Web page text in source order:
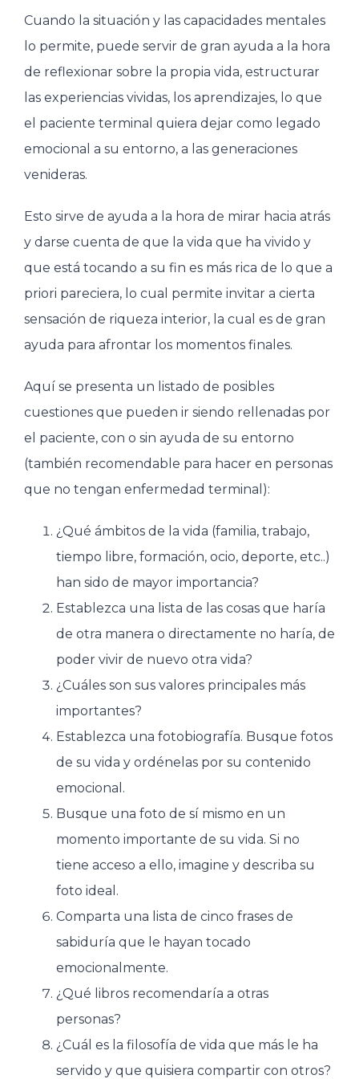
Cuando la situación y las capacidades mentales
lo permite, puede servir de gran ayuda a la hora
de reflexionar sobre la propia vida, estructurar
las experiencias vividas, los aprendizajes, lo que
el paciente terminal quiera dejar como legado
emocional a su entorno, a las generaciones
venideras.
Esto sirve de ayuda a la hora de mirar hacia atrás
y darse cuenta de que la vida que ha vivido y
que está tocando a su fin es más rica de lo que a
priori pareciera, lo cual permite invitar a cierta
sensación de riqueza interior, la cual es de gran
ayuda para afrontar los momentos finales.
Aquí se presenta un listado de posibles
cuestiones que pueden ir siendo rellenadas por
el paciente, con o sin ayuda de su entorno
(también recomendable para hacer en personas
que no tengan enfermedad terminal):
¿Qué ámbitos de la vida (familia, trabajo,
tiempo libre, formación, ocio, deporte, etc..)
han sido de mayor importancia?
Establezca una lista de las cosas que haría
de otra manera o directamente no haría, de
poder vivir de nuevo otra vida?
¿Cuáles son sus valores principales más
importantes?
Establezca una fotobiografía. Busque fotos
de su vida y ordénelas por su contenido
emocional.
Busque una foto de sí mismo en un
momento importante de su vida. Si no
tiene acceso a ello, imagine y describa su
foto ideal.
Comparta una lista de cinco frases de
sabiduría que le hayan tocado
emocionalmente.
¿Qué libros recomendaría a otras
personas?
¿Cuál es la filosofía de vida que más le ha
servido y que quisiera compartir con otros?